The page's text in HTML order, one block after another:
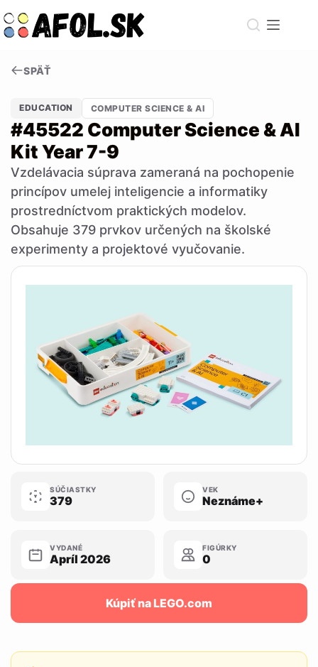
to
content
SPÄŤ
EDUCATION COMPUTER SCIENCE & AI
#45522 Computer Science & AI
Kit Year 7-9
Vzdelávacia súprava zameraná na pochopenie
princípov umelej inteligencie a informatiky
prostredníctvom praktických modelov.
Obsahuje 379 prvkov určených na školské
experimenty a projektové vyučovanie.
SÚČIASTKY
379
VEK
Neznáme+
VYDANÉ
Apríl 2026
FIGÚRKY
0
Kúpiť na LEGO.com